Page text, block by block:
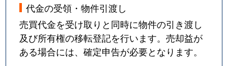
代金の受領・物件引渡し
売買代金を受け取りと同時に物件の引き渡し
及び所有権の移転登記を行います。売却益が
ある場合には、確定申告が必要となります。